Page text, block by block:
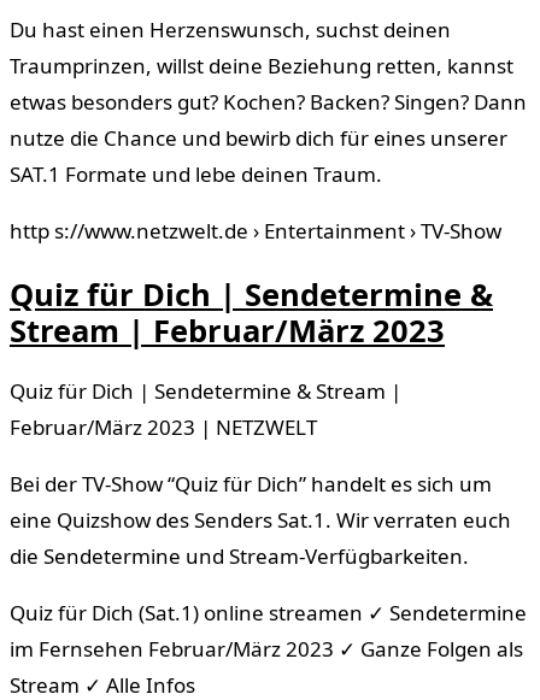
Du hast einen Herzenswunsch, suchst deinen
Traumprinzen, willst deine Beziehung retten, kannst
etwas besonders gut? Kochen? Backen? Singen? Dann
nutze die Chance und bewirb dich für eines unserer
SAT.1 Formate und lebe deinen Traum.
http s://www.netzwelt.de › Entertainment › TV-Show
Quiz für Dich | Sendetermine &
Stream | Februar/März 2023
Quiz für Dich | Sendetermine & Stream |
Februar/März 2023 | NETZWELT
Bei der TV-Show “Quiz für Dich” handelt es sich um
eine Quizshow des Senders Sat.1. Wir verraten euch
die Sendetermine und Stream-Verfügbarkeiten.
Quiz für Dich (Sat.1) online streamen ✓ Sendetermine
im Fernsehen Februar/März 2023 ✓ Ganze Folgen als
Stream ✓ Alle Infos